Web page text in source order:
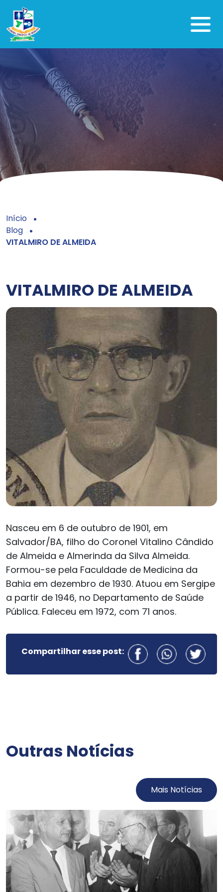
Início
Blog
VITALMIRO DE ALMEIDA
VITALMIRO DE ALMEIDA
Nasceu em 6 de outubro de 1901, em
Salvador/BA, filho do Coronel Vitalino Cândido
de Almeida e Almerinda da Silva Almeida.
Formou-se pela Faculdade de Medicina da
Bahia em dezembro de 1930. Atuou em Sergipe
a partir de 1946, no Departamento de Saúde
Pública. Faleceu em 1972, com 71 anos.
Compartilhar esse post:
Outras Notícias
Mais Notícias